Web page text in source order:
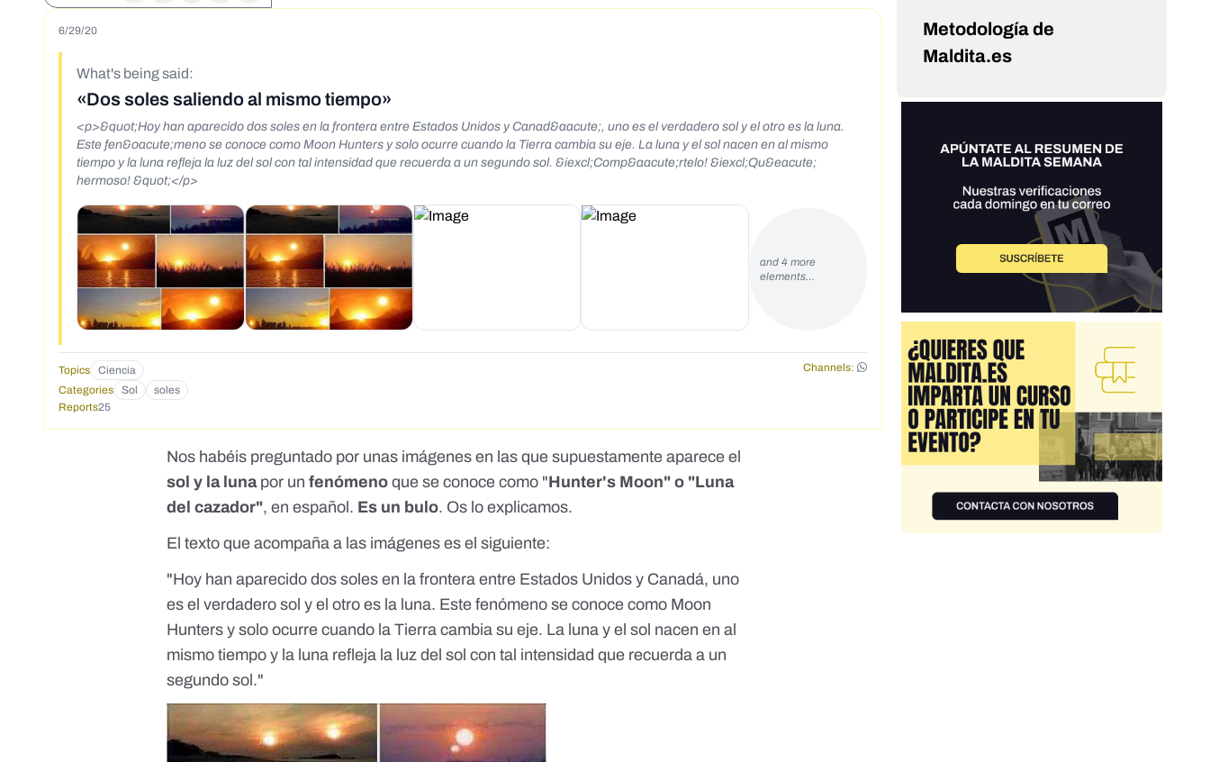
6/29/20
What's being said:
«Dos soles saliendo al mismo tiempo»
<p>&quot;Hoy han aparecido dos soles en la frontera entre Estados Unidos y Canad&aacute;, uno es el verdadero sol y el otro es la luna.
Este fen&oacute;meno se conoce como Moon Hunters y solo ocurre cuando la Tierra cambia su eje. La luna y el sol nacen en al mismo
tiempo y la luna refleja la luz del sol con tal intensidad que recuerda a un segundo sol. &iexcl;Comp&aacute;rtelo! &iexcl;Qu&eacute;
hermoso! &quot;</p>
and 4 more
elements…
Topics Ciencia
Channels:
Categories
Sol
soles
Reports25
Nos habéis preguntado por unas imágenes en las que supuestamente aparece el
sol y la lunapor unfenómeno que se conoce como "Hunter's Moon" o "Luna
del cazador", en español. Es un bulo. Os lo explicamos.
El texto que acompaña a las imágenes es el siguiente:
"Hoy han aparecido dos soles en la frontera entre Estados Unidos y Canadá, uno
es el verdadero sol y el otro es la luna. Este fenómeno se conoce como Moon
Hunters y solo ocurre cuando la Tierra cambia su eje. La luna y el sol nacen en al
mismo tiempo y la luna refleja la luz del sol con tal intensidad que recuerda a un
segundo sol."
Metodología de
Maldita.es